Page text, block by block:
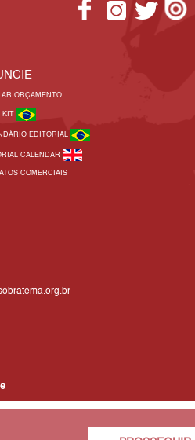
ORÇAMENTO
KIT
EDITORIAL
CALENDAR
COMERCIAIS